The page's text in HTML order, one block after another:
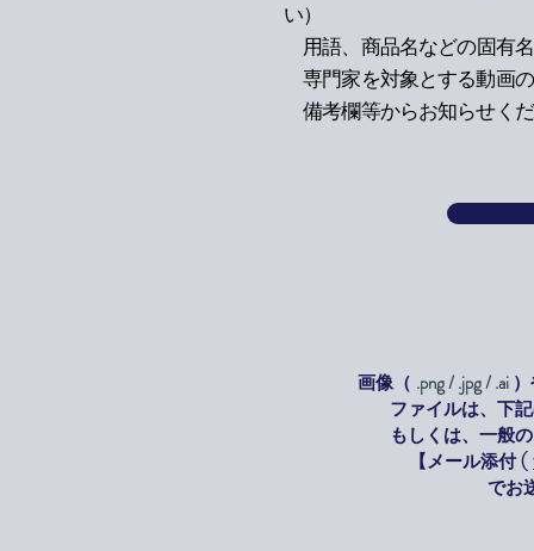
い）
用語、 商品名などの固有
専門家を対象とする動画
備考欄等からお知らせく
画像（ .png / .jpg / .ai
ファイルは、 下
もしくは、 一般
【メール添付 (
でお